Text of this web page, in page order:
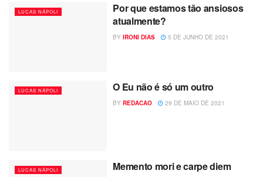
LUCAS NÁPOLI
Por que estamos tão ansiosos
atualmente?
BY IRONI DIAS 5 DE JUNHO DE 2021
LUCAS NÁPOLI O Eu não é só um outro
BY REDACAO 29 DE MAIO DE 2021
LUCAS NÁPOLI Memento mori e carpe diem